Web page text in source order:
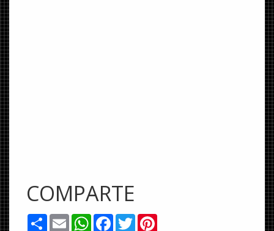
COMPARTE
ShareEmailWhatsApp
Facebook
Twitter